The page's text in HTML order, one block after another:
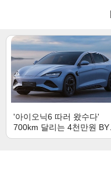
'아이오닉6 따러 왔수다'
700km 달리는 4천만원 BYD
전기차 등장!